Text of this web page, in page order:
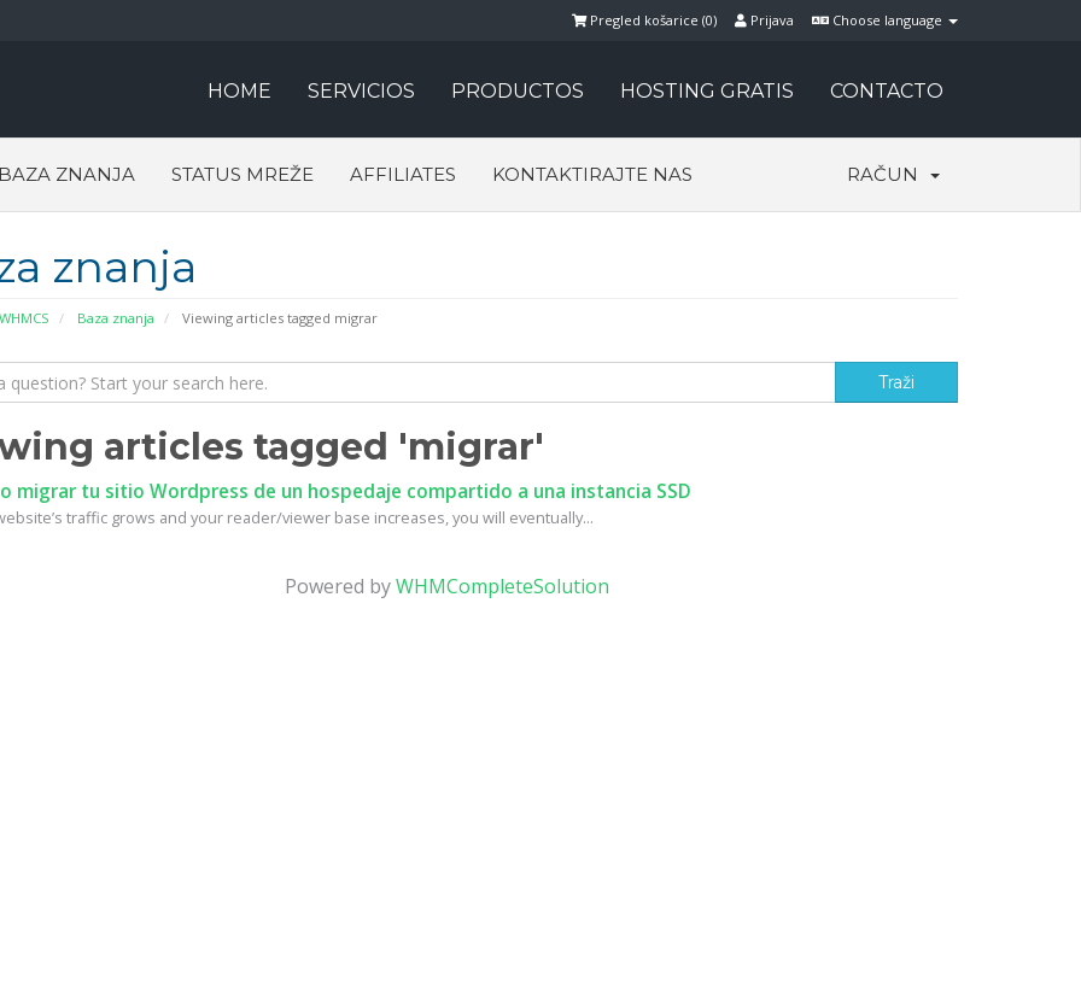
Choose language
Prijava
Pregled košarice (0)
HOME SERVICIOS PRODUCTOS HOSTING GRATIS CONTACTO
ZNANJA STATUS MREŽE AFFILIATES KONTAKTIRAJTE NAS RAČUN
znanja
Baza znanja Viewing articles tagged migrar
articles tagged 'migrar'
migrar tu sitio Wordpress de un hospedaje compartido a una instancia SSD
traffic grows and your reader/viewer base increases, you will eventually...
Powered byWHMCompleteSolution